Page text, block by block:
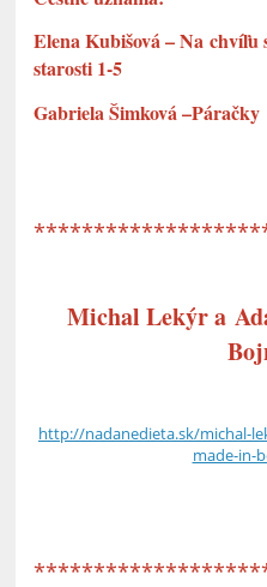
Elena Kubišová – Na chvíľu
starosti 1-5
Gabriela Šimková –Páračky
Michal Lekýr a
http://nadanedieta.sk/michal-
made-in-